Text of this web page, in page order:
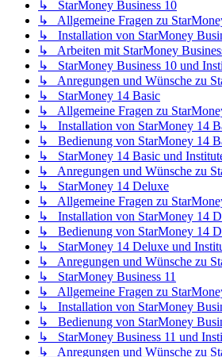
↳ StarMoney Business 10
↳ Allgemeine Fragen zu
↳ Installation von StarMoney
↳ Arbeiten mit StarMoney
↳ StarMoney Business 10 und
↳ Anregungen und Wünsche zu
↳ StarMoney 14 Basic
↳ Allgemeine Fragen zu
↳ Installation von StarMoney 14
↳ Bedienung von StarMoney 14
↳ StarMoney 14 Basic und
↳ Anregungen und Wünsche zu
↳ StarMoney 14 Deluxe
↳ Allgemeine Fragen zu
↳ Installation von StarMoney 14
↳ Bedienung von StarMoney 14
↳ StarMoney 14 Deluxe und
↳ Anregungen und Wünsche zu
↳ StarMoney Business 11
↳ Allgemeine Fragen zu
↳ Installation von StarMoney
↳ Bedienung von StarMoney
↳ StarMoney Business 11 und
↳ Anregungen und Wünsche zu